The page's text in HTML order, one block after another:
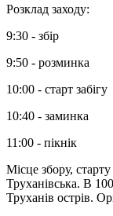
Розклад заходу:
9:30 - збір
9:50 - розминка
10:00 - старт забігу
10:40 - заминка
11:00 - пікнік
Місце збору,
Труханівська. В
Труханів острів.